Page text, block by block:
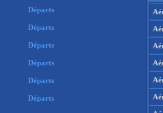
Départs
Départs
Départs
Départs
Départs
Départs